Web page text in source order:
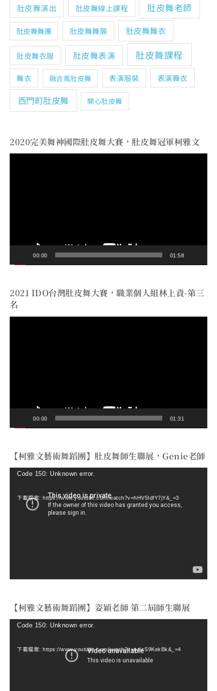
肚皮舞演出 肚皮舞線上課程 肚皮舞老師
肚皮舞舞團 肚皮舞舞展 肚皮舞舞衣
肚皮舞衣服 肚皮舞表演 肚皮舞課程
舞衣 融合風肚皮舞 表演服裝 表演舞衣
西門町肚皮舞 開心肚皮舞
2020完美舞神國際肚皮舞大賽，肚皮舞冠軍柯雅文
00:00 01:58
2021 IDO台灣肚皮舞大賽，職業個人組林上資-第三
名
00:00 01:31
【柯雅文藝術舞蹈團】肚皮舞師生聯展，Genie老師
視Code 150: Unknown error.
下載檔案: https://www.youtube.com/watch?v=hHV5IdfY7jY&_=3
【柯雅文藝術舞蹈團】姿穎老師 第二屆師生聯展
視Code 150: Unknown error.
下載檔案: https://www.youtube.com/watch?v=ealcS9KekBk&_=4